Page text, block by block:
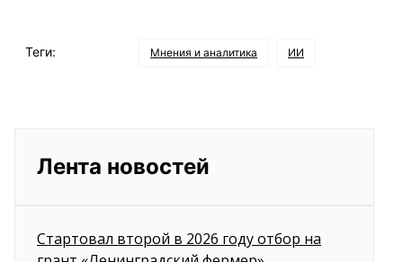
Теги: Мнения и аналитика ИИ
Лента новостей
Стартовал второй в 2026 году отбор на